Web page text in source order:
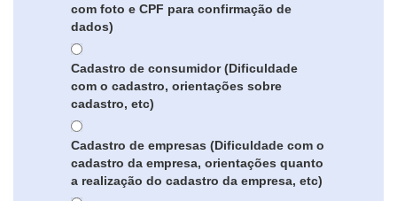
com foto e CPF para confirmação de
dados)
Cadastro de consumidor (Dificuldade
com o cadastro, orientações sobre
cadastro, etc)
Cadastro de empresas (Dificuldade com o
cadastro da empresa, orientações quanto
a realização do cadastro da empresa, etc)